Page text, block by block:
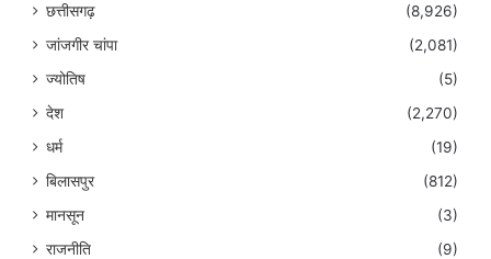
छत्तीसगढ़
(8,926)
जांजगीर चांपा
(2,081)
ज्योतिष
(5)
देश
(2,270)
धर्म
(19)
बिलासपुर
(812)
मानसून
(3)
राजनीति
(9)